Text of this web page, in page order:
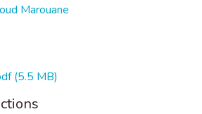
Marouane
(5.5 MB)